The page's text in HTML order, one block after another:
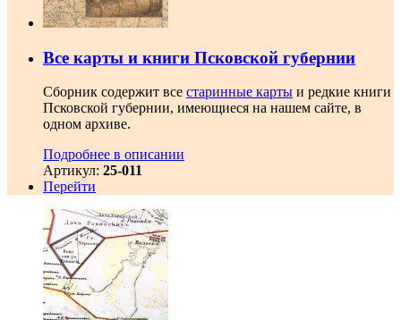
Все карты и книги Псковской губернии
Сборник содержит все старинные карты и редкие книги
Псковской губернии, имеющиеся на нашем сайте, в
одном архиве.
Подробнее в описании
Артикул: 25-011
Перейти